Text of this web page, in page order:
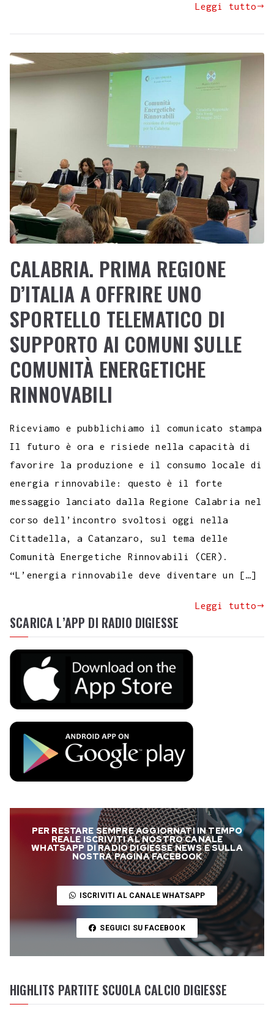
Leggi tutto
CALABRIA. PRIMA REGIONE
D’ITALIA A OFFRIRE UNO
SPORTELLO TELEMATICO DI
SUPPORTO AI COMUNI SULLE
COMUNITÀ ENERGETICHE
RINNOVABILI
Riceviamo e pubblichiamo il comunicato stampa
Il futuro è ora e risiede nella capacità di
favorire la produzione e il consumo locale di
energia rinnovabile: questo è il forte
messaggio lanciato dalla Regione Calabria nel
corso dell’incontro svoltosi oggi nella
Cittadella, a Catanzaro, sul tema delle
Comunità Energetiche Rinnovabili (CER).
“L’energia rinnovabile deve diventare un […]
Leggi tutto
SCARICA L’APP DI RADIO DIGIESSE
PER RESTARE SEMPRE AGGIORNATI IN TEMPO
REALE ISCRIVITI AL NOSTRO CANALE
WHATSAPP DI RADIO DIGIESSE NEWS E SULLA
NOSTRA PAGINA FACEBOOK
ISCRIVITI AL CANALE WHATSAPP
SEGUICI SU FACEBOOK
HIGHLITS PARTITE SCUOLA CALCIO DIGIESSE